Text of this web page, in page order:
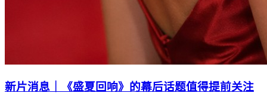
新片消息｜《盛夏回响》的幕后话题值得提前关注